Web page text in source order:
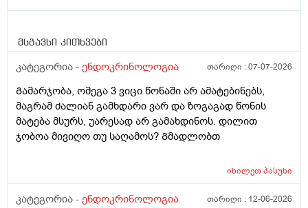
მსგავსი კითხვები
კატეგორია - ენდოკრინოლოგია თარიღი :07-07-2026
Გამარჯობა, ომეგა 3 ვიცი წონაში არ ამატებინებს,
მაგრამ ძალიან გამხდარი ვარ და ზოგაგად წონის
მატება მსურს, უარესად არ გამახდინოს. დილით
ჯობოა მივიღო თუ საღამოს? Გმადლობთ
იხილეთპასუხი
კატეგორია - ენდოკრინოლოგია თარიღი : 12-06-2026